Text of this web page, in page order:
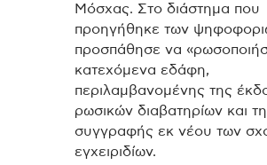
Μόσχας. Στο διάστημα που
προηγήθηκε των
προσπάθησε να
κατεχόμενα εδάφη,
περιλαμβανομένης της
ρωσικών διαβατηρίων και
συγγραφής εκ νέου των
εγχειριδίων.